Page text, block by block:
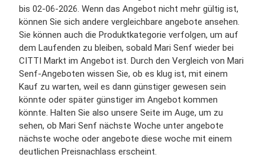
bis 02-06-2026. Wenn das Angebot nicht mehr gültig ist,
können Sie sich andere vergleichbare angebote ansehen.
Sie können auch die Produktkategorie verfolgen, um auf
dem Laufenden zu bleiben, sobald Mari Senf wieder bei
CITTI Markt im Angebot ist. Durch den Vergleich von Mari
Senf-Angeboten wissen Sie, ob es klug ist, mit einem
Kauf zu warten, weil es dann günstiger gewesen sein
könnte oder später günstiger im Angebot kommen
könnte. Halten Sie also unsere Seite im Auge, um zu
sehen, ob Mari Senf nächste Woche unter angebote
nächste woche oder angebote diese woche mit einem
deutlichen Preisnachlass erscheint.